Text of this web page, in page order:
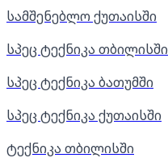
სამშენებლო ქუთაისში
სპეც ტექნიკა თბილისში
სპეც ტექნიკა ბათუმში
სპეც ტექნიკა ქუთაისში
ტექნიკა თბილისში